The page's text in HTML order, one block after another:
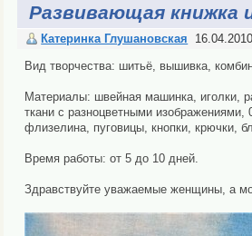
Развивающая книжка
Катеринка Глушановская
Вид творчества: шитьё, вышивка,
Материалы: швейная машинка, иголки,
ткани с разноцветными изображениями,
флизелина, пуговицы, кнопки, крючки,
Время работы: от 5 до 10 дней.
Здравствуйте уважаемые женщины, а